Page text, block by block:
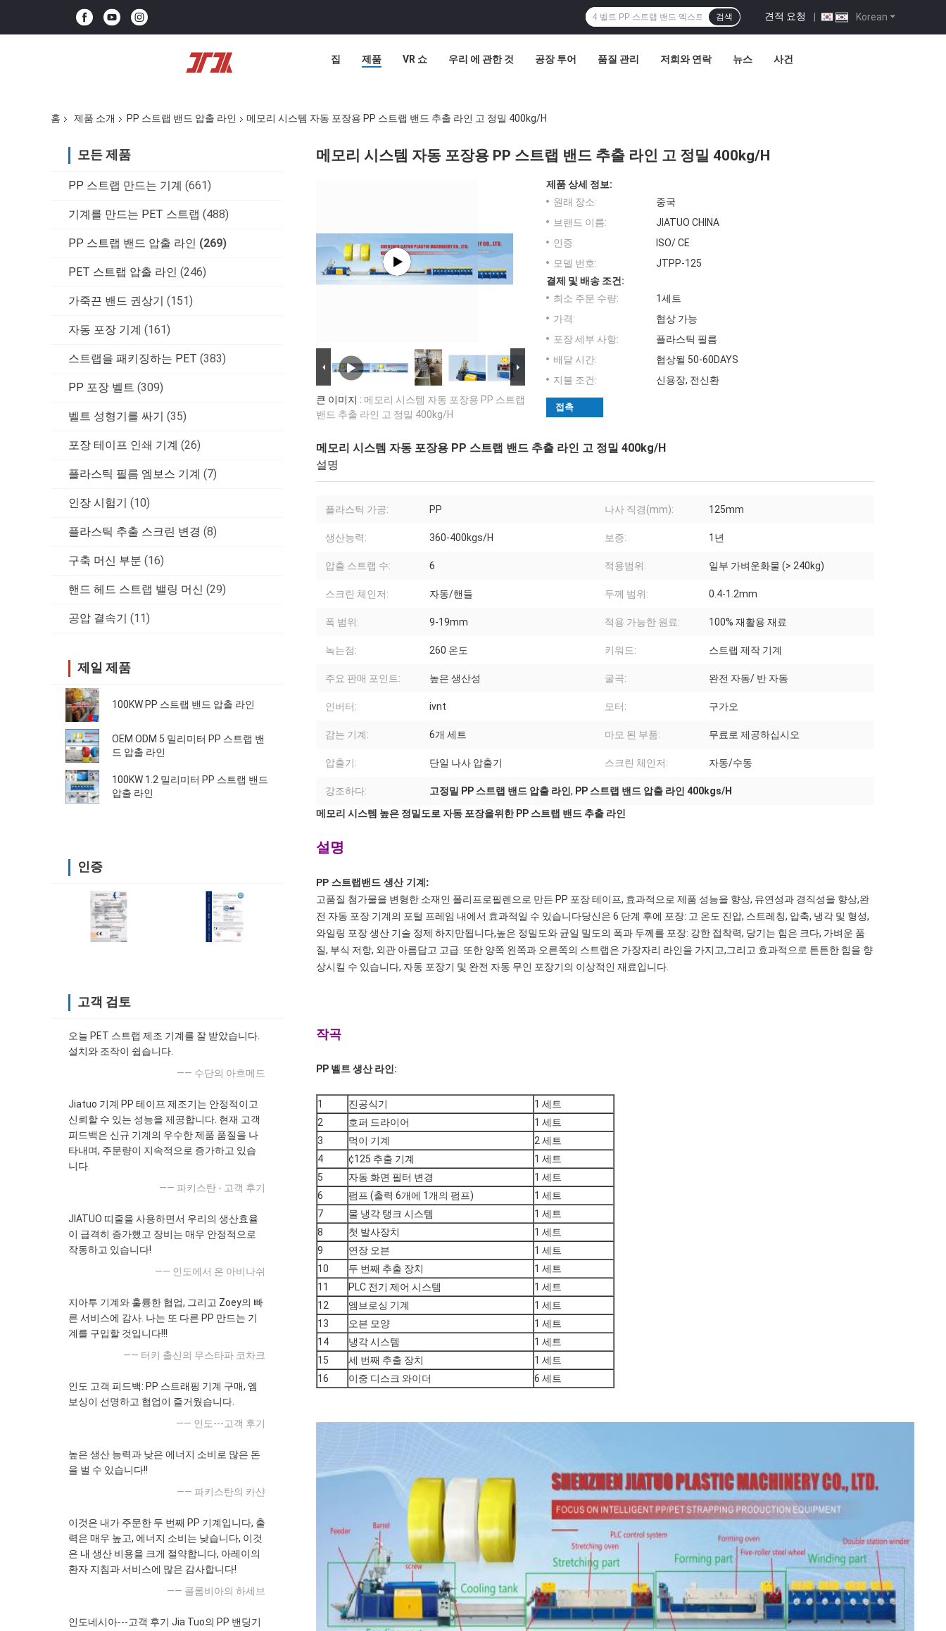
Korean
견적 요청 |
검색
집 제품 VR 쇼 우리 에 관한 것 공장 투어 품질 관리 저희와 연락 뉴스 사건
홈 제품 소개 PP 스트랩 밴드 압출 라인 메모리 시스템 자동 포장용 PP 스트랩 밴드 추출 라인 고 정밀 400kg/H
모든 제품
PP 스트랩 만드는 기계 (661)
기계를 만드는 PET 스트랩 (488)
PP 스트랩 밴드 압출 라인 (269)
PET 스트랩 압출 라인 (246)
가죽끈 밴드 권상기 (151)
자동 포장 기계 (161)
스트랩을 패키징하는 PET (383)
PP 포장 벨트 (309)
벨트 성형기를 싸기 (35)
포장 테이프 인쇄 기계 (26)
플라스틱 필름 엠보스 기계 (7)
인장 시험기 (10)
플라스틱 추출 스크린 변경 (8)
구축 머신 부분 (16)
핸드 헤드 스트랩 밸링 머신 (29)
공압 결속기 (11)
제일 제품
100KW PP 스트랩 밴드 압출 라인
OEM ODM 5 밀리미터 PP 스트랩 밴
드 압출 라인
100KW 1.2 밀리미터 PP 스트랩 밴드
압출 라인
인증
고객 검토
오늘 PET 스트랩 제조 기계를 잘 받았습니다.
설치와 조작이 쉽습니다.
—— 수단의 아흐메드
Jiatuo 기계 PP 테이프 제조기는 안정적이고
신뢰할 수 있는 성능을 제공합니다. 현재 고객
피드백은 신규 기계의 우수한 제품 품질을 나
타내며, 주문량이 지속적으로 증가하고 있습
니다.
—— 파키스탄 - 고객 후기
JIATUO 띠줄을 사용하면서 우리의 생산효율
이 급격히 증가했고 장비는 매우 안정적으로
작동하고 있습니다!
—— 인도에서 온 아비나쉬
지아투 기계와 훌륭한 협업, 그리고 Zoey의 빠
른 서비스에 감사. 나는 또 다른 PP 만드는 기
계를 구입할 것입니다!!!
—— 터키 출신의 무스타파 코차크
인도 고객 피드백: PP 스트래핑 기계 구매, 엠
보싱이 선명하고 협업이 즐거웠습니다.
—— 인도---고객 후기
높은 생산 능력과 낮은 에너지 소비로 많은 돈
을 벌 수 있습니다!!
—— 파키스탄의 카샨
이것은 내가 주문한 두 번째 PP 기계입니다, 출
력은 매우 높고, 에너지 소비는 낮습니다, 이것
은 내 생산 비용을 크게 절약합니다, 아레이의
환자 지침과 서비스에 많은 감사합니다!
—— 콜롬비아의 하세브
인도네시아---고객 후기 Jia Tuo의 PP 밴딩기
메모리 시스템 자동 포장용 PP 스트랩 밴드 추출 라인 고 정밀 400kg/H
큰 이미지 : 메모리 시스템 자동 포장용 PP 스트랩
밴드 추출 라인 고 정밀 400kg/H
제품 상세 정보:
원래 장소:
중국
브랜드 이름:
JIATUO CHINA
인증:
ISO/ CE
모델 번호:
JTPP-125
결제 및 배송 조건:
최소 주문 수량:
1세트
가격:
협상 가능
포장 세부 사항:
플라스틱 필름
배달 시간:
협상될 50-60DAYS
지불 조건:
신용장, 전신환
접촉
메모리 시스템 자동 포장용 PP 스트랩 밴드 추출 라인 고 정밀 400kg/H
설명
플라스틱 가공: PP 나사 직경(mm): 125mm
생산능력: 360-400kgs/H 보증: 1년
압출 스트랩 수: 6 적용범위: 일부 가벼운화물 (> 240kg)
스크린 체인저: 자동/핸들 두께 범위: 0.4-1.2mm
폭 범위: 9-19mm 적용 가능한 원료: 100% 재활용 재료
녹는점: 260 온도 키워드: 스트랩 제작 기계
주요 판매 포인트: 높은 생산성 굴곡: 완전 자동/ 반 자동
인버터: ivnt 모터: 구가오
감는 기계: 6개 세트 마모 된 부품: 무료로 제공하십시오
압출기: 단일 나사 압출기 스크린 체인저: 자동/수동
강조하다: 고정밀 PP 스트랩 밴드 압출 라인, PP 스트랩 밴드 압출 라인 400kgs/H
메모리 시스템 높은 정밀도로 자동 포장을위한 PP 스트랩 밴드 추출 라인
설명
PP 스트랩밴드 생산 기계:
고품질 첨가물을 변형한 소재인 폴리프로필렌으로 만든 PP 포장 테이프, 효과적으로 제품 성능을 향상, 유연성과 경직성을 향상,완
전 자동 포장 기계의 포털 프레임 내에서 효과적일 수 있습니다당신은 6 단계 후에 포장: 고 온도 진압, 스트레칭, 압축, 냉각 및 형성,
와일링 포장 생산 기술 정제 하지만됩니다,높은 정밀도와 균일 밀도의 폭과 두께를 포장: 강한 접착력, 당기는 힘은 크다, 가벼운 품
질, 부식 저항, 외관 아름답고 고급. 또한 양쪽 왼쪽과 오른쪽의 스트랩은 가장자리 라인을 가지고,그리고 효과적으로 튼튼한 힘을 향
상시킬 수 있습니다, 자동 포장기 및 완전 자동 무인 포장기의 이상적인 재료입니다.
작곡
PP 벨트 생산 라인:
1 진공식기
1 세트
2
호퍼 드라이어
1 세트
3
먹이 기계
2 세트
4
¢125 추출 기계
1 세트
5
자동 화면 필터 변경
1 세트
6
펌프 (출력 6개에 1개의 펌프)
1 세트
7
물 냉각 탱크 시스템
1 세트
8
첫 발사장치
1 세트
9
연장 오븐
1 세트
10
두 번째 추출 장치
1 세트
11
PLC 전기 제어 시스템
1 세트
12
엠브로싱 기계
1 세트
13
오븐 모양
1 세트
14
냉각 시스템
1 세트
15
세 번째 추출 장치
1 세트
16
이중 디스크 와이더 6 세트